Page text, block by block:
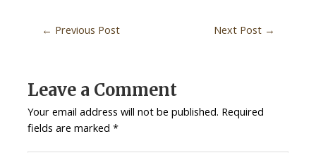
← Previous Post Next Post →
Leave a Comment
Your email address will not be published. Required
fields are marked*